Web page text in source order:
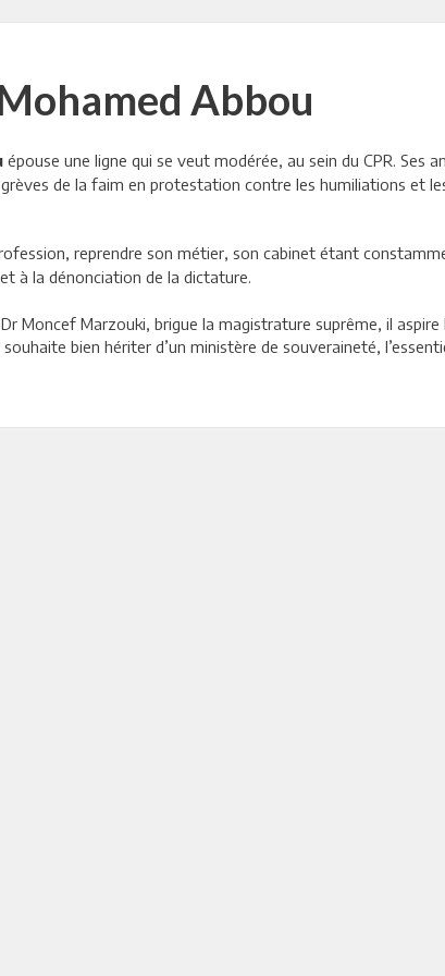
Abbou
épouse une ligne qui se veut modérée, au sein du CPR. Ses
de la faim en protestation contre les humiliations et
reprendre son métier, son cabinet étant
à la dénonciation de la dictature.
Moncef Marzouki, brigue la magistrature suprême, il
bien hériter d’un ministère de souveraineté,